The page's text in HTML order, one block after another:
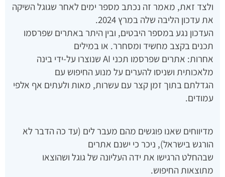
ולצד זאת, מאמר זה נכתב מספר ימים לאחר שגוגל השיקה
את עדכון הליבה שלה במרץ 2024.
העדכון נגע במספר היבטים, ובין היתר באתרים שפרסמו
תכנים בקצב מחשיד ומסחרר. או במילים
אחרות: אתרים שפרסמו תכני AI שנוצרו על-ידי בינה
מלאכותית ושניסו להערים על מנוע החיפוש עם
הגדלתם בתוך זמן קצר עם עשרות, מאות ולעתים אף אלפי
עמודים.
מדיווחים שאנו פוגשים מהם מעבר לים (עד כה הדבר לא
הורגש בישראל), ניכר כי ישנם אתרים
שבהחלט הרגישו את ידה העליונה של גוגל ושהוצאו
מתוצאות החיפוש.